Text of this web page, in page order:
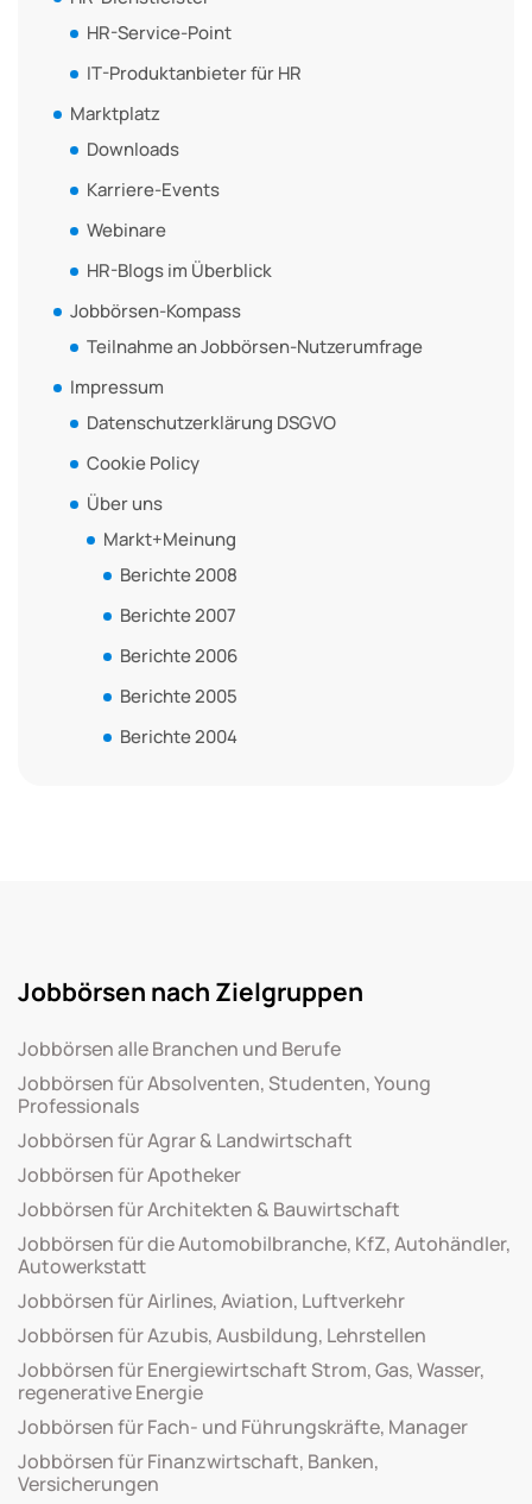
HR-Service-Point
IT-Produktanbieter für HR
Marktplatz
Downloads
Karriere-Events
Webinare
HR-Blogs im Überblick
Jobbörsen-Kompass
Teilnahme an Jobbörsen-Nutzerumfrage
Impressum
Datenschutzerklärung DSGVO
Cookie Policy
Über uns
Markt+Meinung
Berichte 2008
Berichte 2007
Berichte 2006
Berichte 2005
Berichte 2004
Jobbörsen nach Zielgruppen
Jobbörsen alle Branchen und Berufe
Jobbörsen für Absolventen, Studenten, Young
Professionals
Jobbörsen für Agrar & Landwirtschaft
Jobbörsen für Apotheker
Jobbörsen für Architekten & Bauwirtschaft
Jobbörsen für die Automobilbranche, KfZ, Autohändler,
Autowerkstatt
Jobbörsen für Airlines, Aviation, Luftverkehr
Jobbörsen für Azubis, Ausbildung, Lehrstellen
Jobbörsen für Energiewirtschaft Strom, Gas, Wasser,
regenerative Energie
Jobbörsen für Fach- und Führungskräfte, Manager
Jobbörsen für Finanzwirtschaft, Banken,
Versicherungen